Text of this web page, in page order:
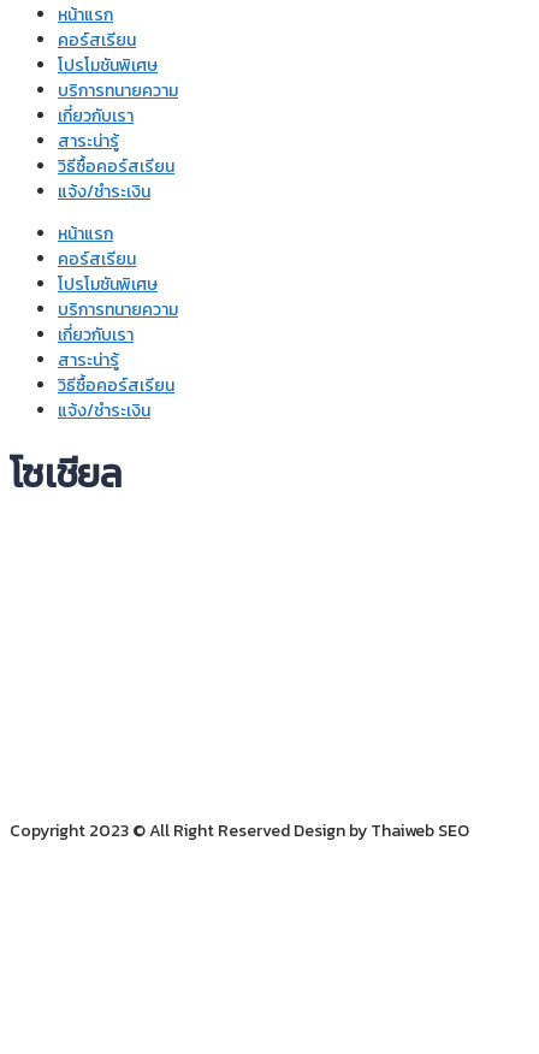
หน้าแรก
คอร์สเรียน
โปรโมชันพิเศษ
บริการทนายความ
เกี่ยวกับเรา
สาระน่ารู้
วิธีซื้อคอร์สเรียน
แจ้ง/ชำระเงิน
หน้าแรก
คอร์สเรียน
โปรโมชันพิเศษ
บริการทนายความ
เกี่ยวกับเรา
สาระน่ารู้
วิธีซื้อคอร์สเรียน
แจ้ง/ชำระเงิน
โซเชียล
Copyright 2023 © All Right Reserved Design by Thaiweb SEO